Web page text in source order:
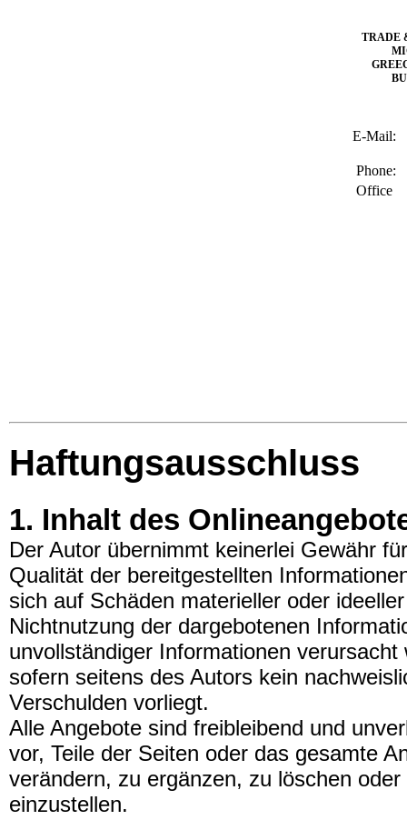
TRADE
E-Mail:
Phone:
Office
Haftungsausschluss
1. Inhalt des
Der Autor übernimmt keinerlei Gewähr
Qualität der bereitgestellten
sich auf Schäden materieller oder
Nichtnutzung der dargebotenen
unvollständiger Informationen
sofern seitens des Autors kein
Verschulden vorliegt.
Alle Angebote sind freibleibend und
vor, Teile der Seiten oder das gesamte
verändern, zu ergänzen, zu löschen
einzustellen.